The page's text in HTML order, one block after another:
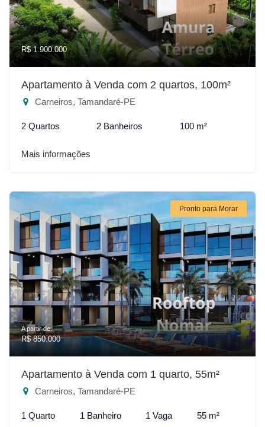
R$ 1.900.000
Apartamento à Venda com 2 quartos, 100m²
Carneiros, Tamandaré-PE
2 Quartos 2 Banheiros 100 m²
Mais informações
Pronto para Morar
A partir de:
R$ 850.000
Apartamento à Venda com 1 quarto, 55m²
Carneiros, Tamandaré-PE
1 Quarto 1 Banheiro 1 Vaga 55 m²